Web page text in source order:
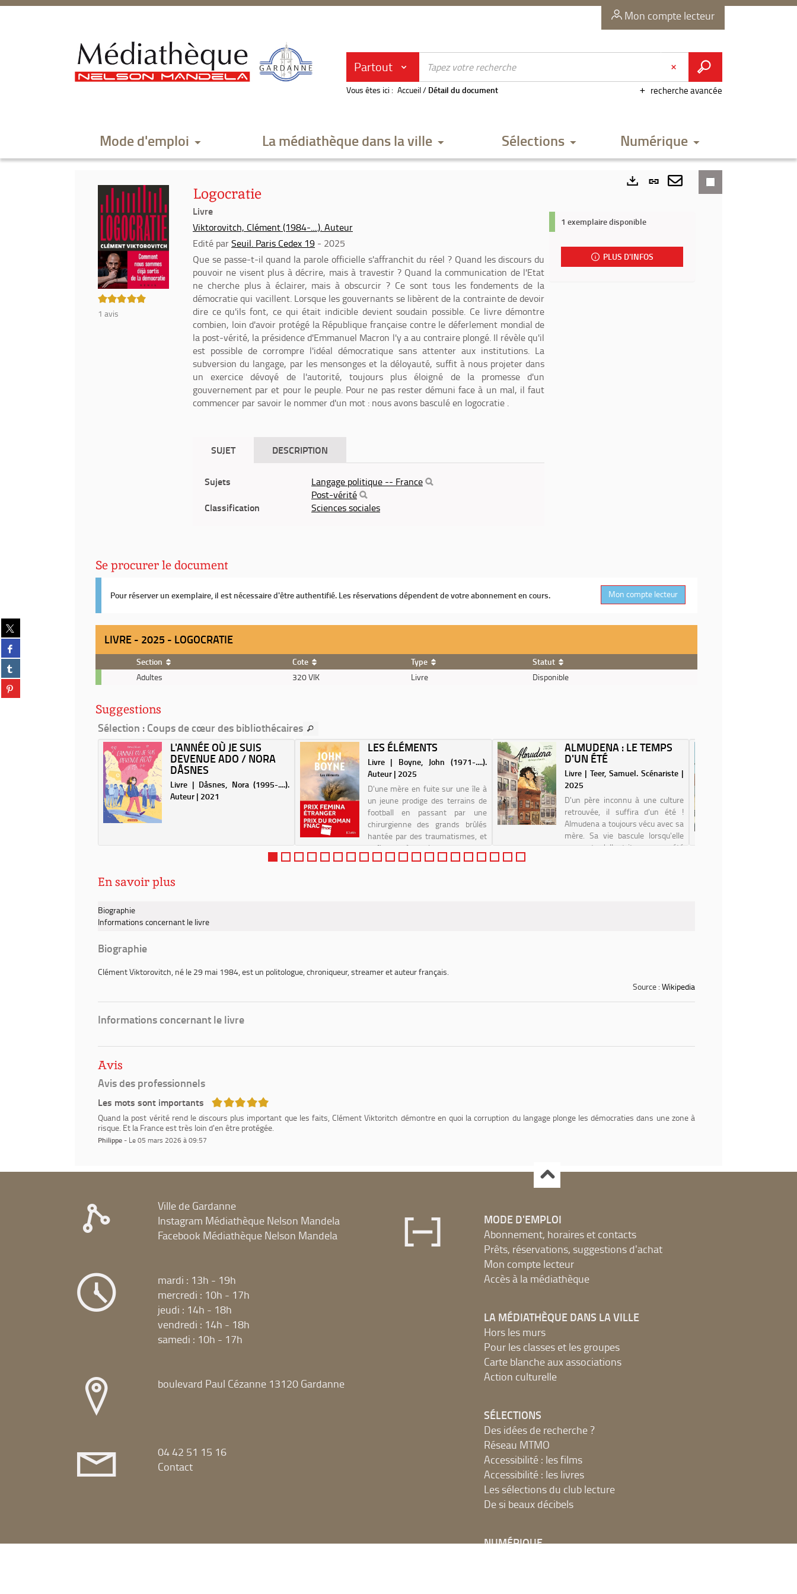
recherche
Mon compte lecteur
Partout
recherche avancée
Vous êtes ici : Accueil/ Détail du document
Mode d'emploi La médiathèque dans la ville Sélections Numérique
Partager
sur
twitter
(Nouvelle
fenêtre)
Partager
sur
facebook
(Nouvelle
fenêtre)
Partager
sur
tumblr
(Nouvelle
Partager
sur
5/5
1 avis
Logocratie
Livre
Viktorovitch, Clément (1984-....). Auteur
Edité parSeuil. Paris Cedex 19 - 2025
Que se passe-t-il quand la parole officielle s'affranchit du réel ? Quand les discours du
pouvoir ne visent plus à décrire, mais à travestir ? Quand la communication de l'Etat
ne cherche plus à éclairer, mais à obscurcir ? Ce sont tous les fondements de la
démocratie qui vacillent. Lorsque les gouvernants se libèrent de la contrainte de devoir
dire ce qu'ils font, ce qui était indicible devient soudain possible. Ce livre démontre
combien, loin d'avoir protégé la République française contre le déferlement mondial de
la post-vérité, la présidence d'Emmanuel Macron l'y a au contraire plongé. Il révèle qu'il
est possible de corrompre l'idéal démocratique sans attenter aux institutions. La
subversion du langage, par les mensonges et la déloyauté, suffit à nous projeter dans
un exercice dévoyé de l'autorité, toujours plus éloigné de la promesse d'un
gouvernement par et pour le peuple. Pour ne pas rester démuni face à un mal, il faut
commencer par savoir le nommer d'un mot : nous avons basculé en logocratie .
SUJET DESCRIPTION
Sujets
Langage politique -- France
Post-vérité
Classification Sciences sociales
Lien
permanent
fenêtre)
Envoyer
mail
1 exemplaire disponible
PLUS D'INFOS
Se procurer le document
Pour réserver un exemplaire, il est nécessaire d'être authentifié. Les réservations dépendent de votre abonnement en cours. Mon compte lecteur
LIVRE - 2025 - LOGOCRATIE
-
-
Logocratie
Section Cote Type
Statut
Adultes
320 VIK Livre Disponible
Suggestions
Sélection : Coups de cœur des bibliothécaires
L'ANNÉE OÙ JE SUIS
DEVENUE ADO / NORA
DÅSNES
Livre | Dåsnes, Nora (1995-....).
Auteur | 2021
LES ÉLÉMENTS
Livre | Boyne, John (1971-....).
Auteur | 2025
D'une mère en fuite sur une île à
un jeune prodige des terrains de
football en passant par une
chirurgienne des grands brûlés
hantée par des traumatismes, et
enfin, un père qui monte dans un
avion pour un voyage initiatique
ALMUDENA : LE TEMPS
D'UN ÉTÉ
Livre | Teer, Samuel. Scénariste |
2025
D'un père inconnu à une culture
retrouvée, il suffira d'un été !
Almudena a toujours vécu avec sa
mère. Sa vie bascule lorsqu'elle
apprend qu'elle doit passer un été
En savoir plus
Biographie
Informations concernant le livre
Biographie
Clément Viktorovitch, né le 29 mai 1984, est un politologue, chroniqueur, streamer et auteur français.
Source : Wikipedia
Informations concernant le livre
Avis
Avis des professionnels
Les mots sont importants 5/5
Quand la post vérité rend le discours plus important que les faits, Clément Viktoritch démontre en quoi la corruption du langage plonge les démocraties dans une zone à
risque. Et la France est très loin d'en être protégée.
Philippe- Le 05 mars 2026 à 09:57
Ville de Gardanne
Instagram Médiathèque Nelson Mandela
Facebook Médiathèque Nelson Mandela
mardi : 13h - 19h
mercredi : 10h - 17h
jeudi : 14h - 18h
vendredi : 14h - 18h
samedi : 10h - 17h
boulevard Paul Cézanne 13120 Gardanne
04 42 51 15 16
Contact
MODE D'EMPLOI
Abonnement, horaires et contacts
Prêts, réservations, suggestions d'achat
Mon compte lecteur
Accès à la médiathèque
LA MÉDIATHÈQUE DANS LA VILLE
Hors les murs
Pour les classes et les groupes
Carte blanche aux associations
Action culturelle
SÉLECTIONS
Des idées de recherche ?
Réseau MTMO
Accessibilité : les films
Accessibilité : les livres
Les sélections du club lecture
De si beaux décibels
NUMÉRIQUE